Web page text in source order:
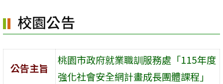
區
校園公告
公告主旨
桃園市政府就業職訓服務處「115年度
強化社會安全網計畫成長團體課程」